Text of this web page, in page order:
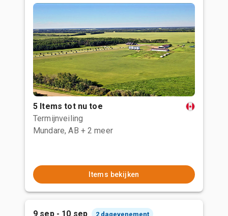
5 Items tot nu toe
Termijnveiling
Mundare, AB + 2 meer
Items bekijken
9 sep - 10 sep 2 dagevenement